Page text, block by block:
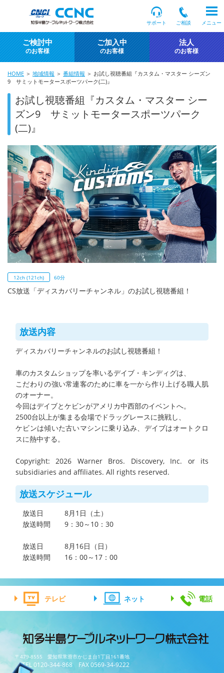
サポート ご相談 メニュー
ご検討中
のお客様
ご加入中
のお客様
法人
のお客様
HOME ＞ 地域情報 ＞ 番組情報 ＞ お試し視聴番組『カスタム・マスター シーズン
9 サミットモータースポーツパーク(二)』
お試し視聴番組『カスタム・マスター シー
ズン9 サミットモータースポーツパーク
(二)』
12ch (121ch) 60分
CS放送「ディスカバリーチャンネル」のお試し視聴番組！
放送内容
ディスカバリーチャンネルのお試し視聴番組！
車のカスタムショップを率いるデイブ・キンディグは、
こだわりの強い常連客のために車を一から作り上げる職人肌
のオーナー。
今回はデイブとケビンがアメリカ中西部のイベントへ。
2500台以上が集まる会場でドラッグレースに挑戦し、
ケビンは傾いた古いマシンに乗り込み、デイブはオートクロ
スに熱中する。
Copyright: 2026 Warner Bros. Discovery, Inc. or its
subsidiaries and affiliates. All rights reserved.
放送スケジュール
放送日 8月1日（土）
放送時間 9：30～10：30
放送日 8月16日（日）
放送時間 16：00～17：00
テレビ ネット 電話
〒479-8555 愛知県常滑市かじま台1丁目161番地
TEL 0120-344-868 FAX 0569-34-9222